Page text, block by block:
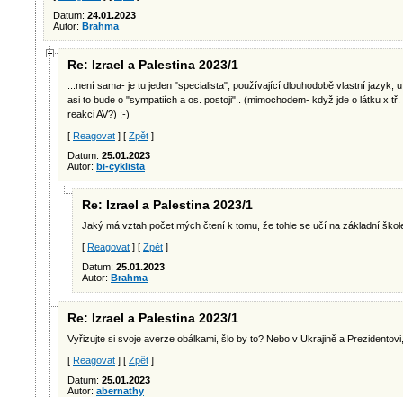
Datum: 24.01.2023
Autor: Brahma
Re: Izrael a Palestina 2023/1
...není sama- je tu jeden "specialista", používající dlouhodobě vlastní jazyk,
asi to bude o "sympatiích a os. postoji".. (mimochodem- když jde o látku x
reakci AV?) ;-)
[ Reagovat ] [ Zpět ]
Datum: 25.01.2023
Autor: bi-cyklista
Re: Izrael a Palestina 2023/1
Jaký má vztah počet mých čtení k tomu, že tohle se učí na základní
[ Reagovat ] [ Zpět ]
Datum: 25.01.2023
Autor: Brahma
Re: Izrael a Palestina 2023/1
Vyřizujte si svoje averze obálkami, šlo by to? Nebo v Ukrajině a
[ Reagovat ] [ Zpět ]
Datum: 25.01.2023
Autor: abernathy